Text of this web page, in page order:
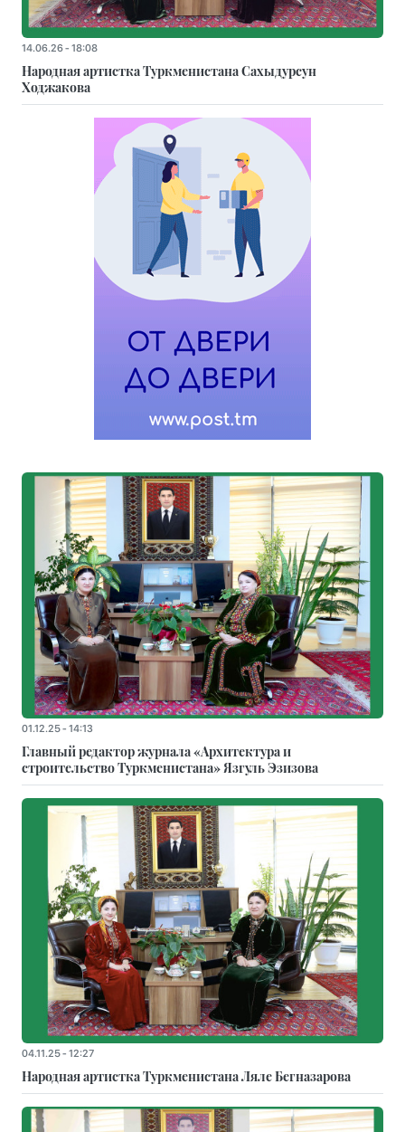
14.06.26 - 18:08
Народная артистка Туркменистана Сахыдурсун
Ходжакова
01.12.25 - 14:13
Главный редактор журнала «Архитектура и
строительство Туркменистана» Язгуль Эзизова
04.11.25 - 12:27
Народная артистка Туркменистана Ляле Бегназарова